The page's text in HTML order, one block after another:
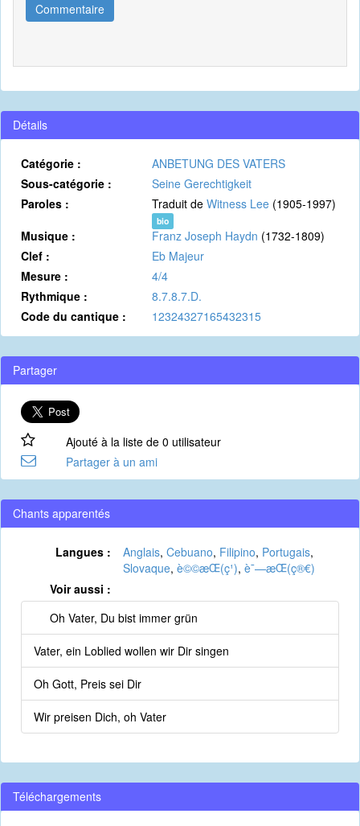
Commentaire
Détails
Catégorie :
ANBETUNG DES VATERS
Sous-catégorie :
Seine Gerechtigkeit
Paroles :
Traduit de Witness Lee (1905-1997)
bio
Musique : Franz Joseph Haydn (1732-1809)
Clef :
Eb Majeur
Mesure :
4/4
Rythmique :
8.7.8.7.D.
Code du cantique :
12324327165432315
Partager
Ajouté à la liste de 0 utilisateur
Partager à un ami
Chants apparentés
Langues : Anglais, Cebuano, Filipino, Portugais,
Slovaque, è©©æ­Œ(ç¹), è¯—æ­Œ(ç®€)
Voir aussi :
Oh Vater, Du bist immer grün
Vater, ein Loblied wollen wir Dir singen
Oh Gott, Preis sei Dir
Wir preisen Dich, oh Vater
Téléchargements